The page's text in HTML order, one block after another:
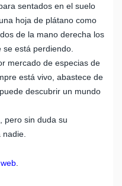
sentados en el suelo
hoja de plátano como
de la mano derecha los
está perdiendo.
mercado de especias de
está vivo, abastece de
descubrir un mundo
pero sin duda su
web